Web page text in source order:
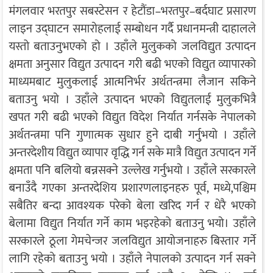
मंगलवार भरतपुर सबस्टेसन र हेटौंडा–भरतपुर–बर्दघाट प्रसारण
लाइन उद्घाटन समारोहलाई सम्बोधन गर्दै प्रधानमन्त्री दाहालले
यस्तो बताउनुभएको हो । उहाँले मुलुकको जलविद्युत उत्पादन
क्षमता अनुसार विद्युत उत्पादन गरी बढी भएको विद्युत व्यापारको
माध्यमबाट मुलुकलाई आत्मनिर्भर अर्थतन्त्रमा लैजान सकिने
बताउनु भयो । उहाँले उत्पादन भएको विद्युतलाई मुलुकभित्रै
खपत गरी बढी भएको विद्युत विदेश निर्यात गर्नसके नेपालको
अर्थतन्त्रमा पनि गुणात्मक सुधार हुने दाबी गर्नुभयो । उहाँले
अन्तरदेशीय विद्युत व्यापार वृद्धि गर्न सके मात्रै विद्युत उत्पादन गर्ने
क्षमता पनि बलियो बन्नसक्ने उल्लेख गर्नुभयो । उहाँले सरकारले
बनाउँदै गएका अन्तरदेशिय प्रशारणलाइनहरु पूर्व, मध्ये,पश्चिम
सबैतिर बन्दा आवश्यक परेको बेला खरिद गर्न र धेरै भएको
बेलामा विद्युत निर्यात गर्ने काम भइरहेको बताउनु भयो। उहाँले
सरकारले ठूला गेमचेन्जर जलविद्युत आयोजनाहरु बिस्तार गर्ने
लागि रहेको बताउनु भयो । उहाँले नेपालको उत्पादन गर्न सक्ने